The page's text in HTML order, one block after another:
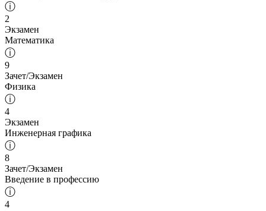
ⓘ
2
Экзамен
Математика
ⓘ
9
Зачет/Экзамен
Физика
ⓘ
4
Экзамен
Инженерная графика
ⓘ
8
Зачет/Экзамен
Введение в профессию
ⓘ
4